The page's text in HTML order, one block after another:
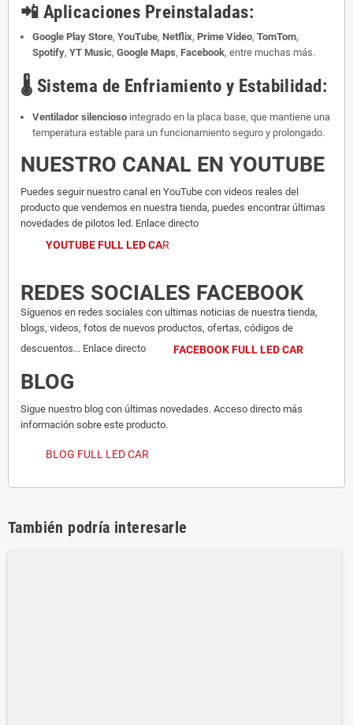
📲 Aplicaciones Preinstaladas:
Google Play Store, YouTube, Netflix, Prime Video, TomTom,
Spotify, YT Music, Google Maps, Facebook, entre muchas más.
🌡️ Sistema de Enfriamiento y Estabilidad:
Ventilador silencioso integrado en la placa base, que mantiene una
temperatura estable para un funcionamiento seguro y prolongado.
NUESTRO CANAL EN YOUTUBE
Puedes seguir nuestro canal en YouTube con videos reales del
producto que vendemos en nuestra tienda, puedes encontrar últimas
novedades de pilotos led. Enlace directo
YOUTUBE FULL LED CAR
REDES SOCIALES FACEBOOK
Síguenos en redes sociales con ultimas noticias de nuestra tienda,
blogs, videos, fotos de nuevos productos, ofertas, códigos de
descuentos... Enlace directo
FACEBOOK FULL LED CAR
BLOG
Sigue nuestro blog con últimas novedades. Acceso directo más
información sobre este producto.
BLOG FULL LED CAR
También podría interesarle